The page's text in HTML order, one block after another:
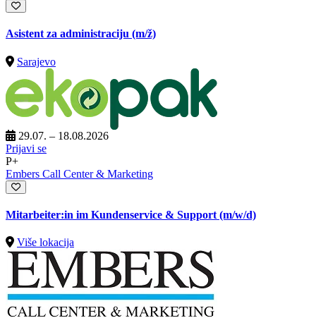
Asistent za administraciju (m/ž)
Sarajevo
29.07. – 18.08.2026
Prijavi se
P+
Embers Call Center & Marketing
Mitarbeiter:in im Kundenservice & Support (m/w/d)
Više lokacija